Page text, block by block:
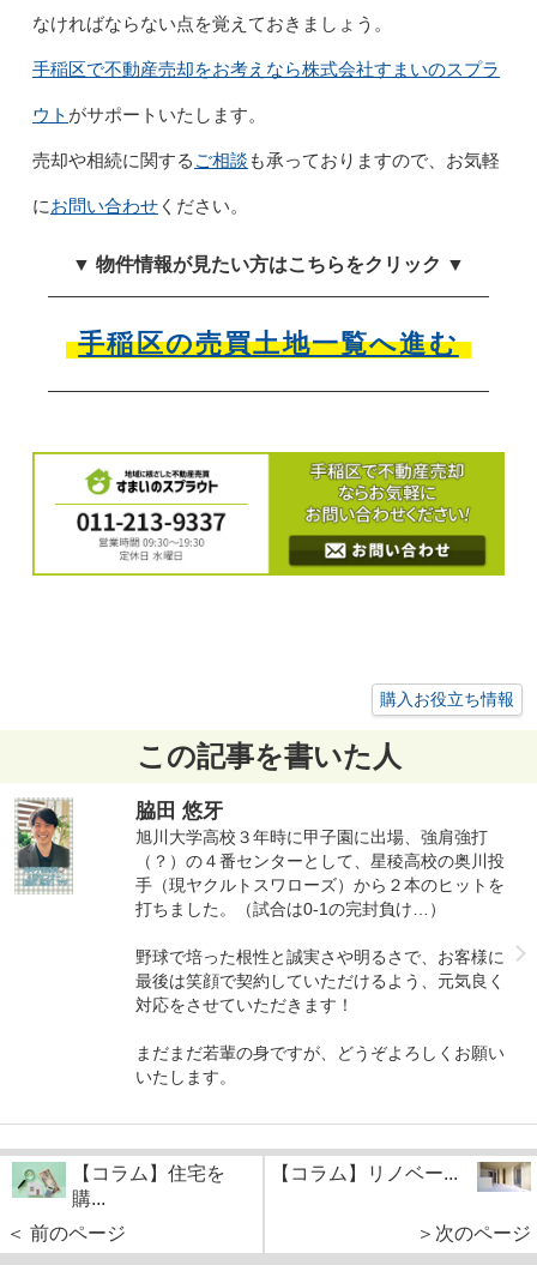
なければならない点を覚えておきましょう。
手稲区で不動産売却をお考えなら株式会社すまいのスプラ
ウト がサポートいたします。
売却や相続に関する ご相談 も承っておりますので、お気軽
にお問い合わせください。
▼ 物件情報が見たい方はこちらをクリック ▼
手稲区の売買土地一覧へ進む
購入お役立ち情報
この記事を書いた人
脇田 悠牙
旭川大学高校３年時に甲子園に出場、強肩強打
（？）の４番センターとして、星稜高校の奥川投
手（現ヤクルトスワローズ）から２本のヒットを
打ちました。（試合は0-1の完封負け…）
野球で培った根性と誠実さや明るさで、お客様に
最後は笑顔で契約していただけるよう、元気良く
対応をさせていただきます！
まだまだ若輩の身ですが、どうぞよろしくお願い
いたします。
【コラム】住宅を
購...
＜ 前のページ
【コラム】リノベー...
＞次のページ